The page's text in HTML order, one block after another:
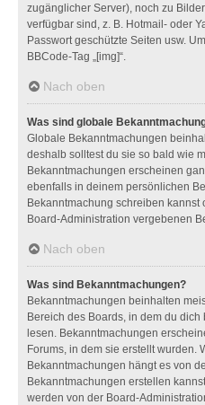
zugänglicher Server), noch zu
verfügbar sind, z. B. Hotmail- oder
Passwort geschützte Seiten usw.
BBCode-Tag „[img]“.
Nach oben
Was sind globale
Globale Bekanntmachungen
deshalb solltest du sie so bald wie
Bekanntmachungen erscheinen
ebenfalls in deinem persönlichen
Bekanntmachung schreiben
Board-Administration vergebenen
Nach oben
Was sind Bekanntmachungen?
Bekanntmachungen beinhalten
Bereich des Boards, in dem du
lesen. Bekanntmachungen
Forums, in dem sie erstellt wurden.
Bekanntmachungen hängt es von
Bekanntmachungen erstellen
werden von der Board-